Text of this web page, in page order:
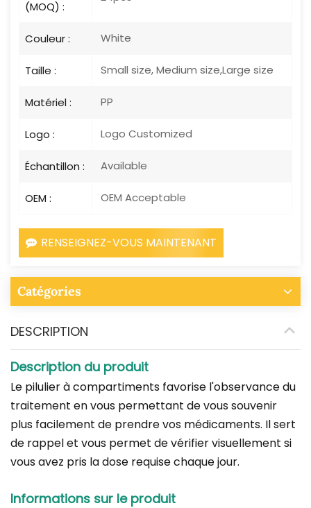
(MOQ) :
Couleur : White
Taille : Small size, Medium size,Large size
Matériel : PP
Logo : Logo Customized
Échantillon : Available
OEM : OEM Acceptable
RENSEIGNEZ-VOUS MAINTENANT
Catégories
DESCRIPTION
Description du produit
Le pilulier à compartiments favorise l'observance du
traitement en vous permettant de vous souvenir
plus facilement de prendre vos médicaments. Il sert
de rappel et vous permet de vérifier visuellement si
vous avez pris la dose requise chaque jour.
Informations sur le produit